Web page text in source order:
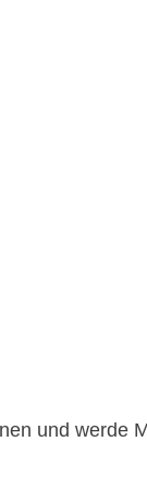
und werde